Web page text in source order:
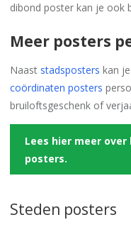
dibond poster kan je ook
Meer posters
Naast stadsposters kan
coördinaten posters
bruiloftsgeschenk of
Lees hier meer
posters.
Steden posters